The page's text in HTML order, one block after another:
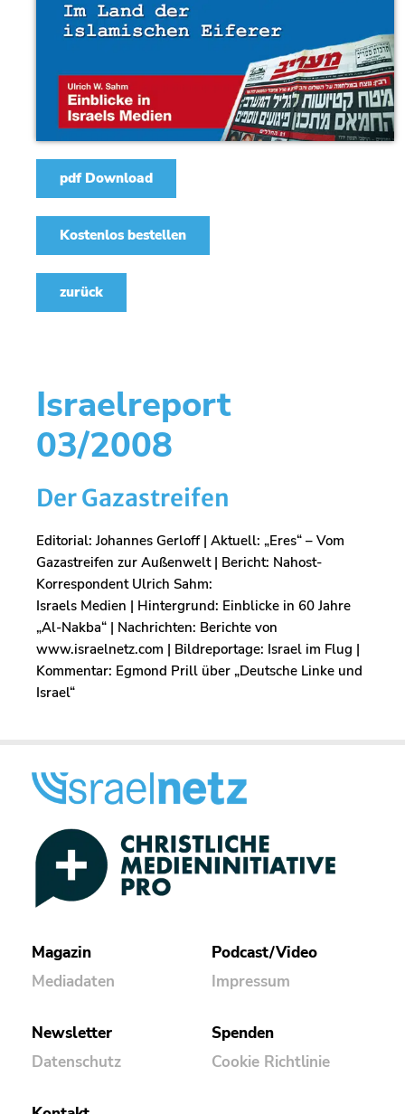
pdf Download
Kostenlos bestellen
zurück
Israelreport
03/2008
Der Gazastreifen
Editorial: Johannes Gerloff | Aktuell: „Eres“ – Vom
Gazastreifen zur Außenwelt | Bericht: Nahost-
Korrespondent Ulrich Sahm:
Israels Medien | Hintergrund: Einblicke in 60 Jahre
„Al-Nakba“ | Nachrichten: Berichte von
www.israelnetz.com | Bildreportage: Israel im Flug |
Kommentar: Egmond Prill über „Deutsche Linke und
Israel“
Magazin
Mediadaten
Podcast/Video
Impressum
Newsletter
Datenschutz
Spenden
Cookie Richtlinie